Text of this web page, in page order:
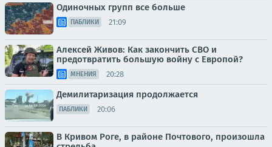
Одиночных групп все больше
ПАБЛИКИ 21:09
Алексей Живов: Как закончить СВО и
предотвратить большую войну с Европой?
МНЕНИЯ 20:28
Демилитаризация продолжается
ПАБЛИКИ 20:06
В Кривом Роге, в районе Почтового, произошла